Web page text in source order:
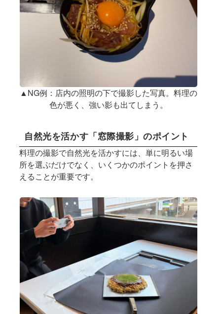
▲NG例：店内の照明の下で撮影した写真。料理の
色が悪く、強い影も出てしまう。
自然光を活かす「窓際撮影」のポイント
料理の撮影で自然光を活かすには、単に明るい場
所を選ぶだけでなく、いくつかのポイントを押さ
えることが重要です。